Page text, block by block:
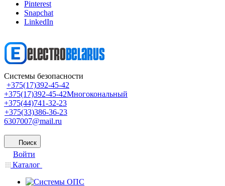
Pinterest
Snapchat
LinkedIn
Системы безопасности
+375(17)392-45-42
+375(17)392-45-42Многокональный
+375(44)741-32-23
+375(33)386-36-23
6307007@mail.ru
Поиск
Войти
Каталог